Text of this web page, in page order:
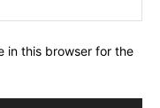
in this browser for the